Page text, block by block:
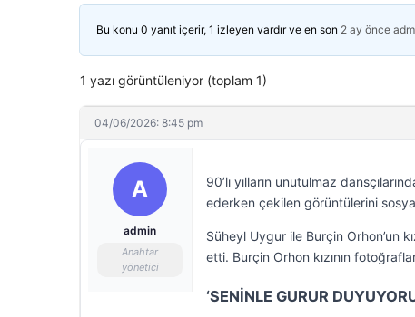
Bu konu 0 yanıt içerir, 1 izleyen vardır ve en son 2 ay önce
1 yazı görüntüleniyor (toplam 1)
04/06/2026: 8:45 pm
A
admin
Anahtar
yönetici
90’lı yılların unutulmaz
ederken çekilen görüntülerini
Süheyl Uygur ile Burçin Orhon’un
etti. Burçin Orhon kızının
‘SENİNLE GURUR